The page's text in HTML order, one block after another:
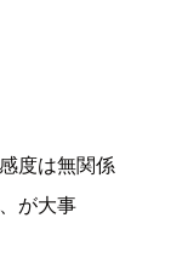
度は無関係
が大事